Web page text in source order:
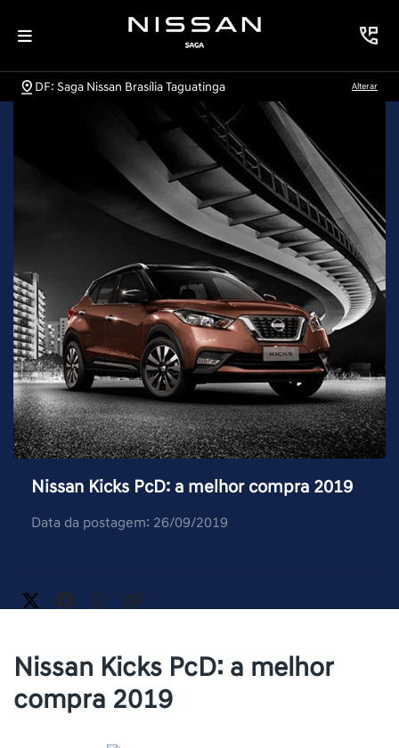
DF: Saga Nissan Brasília Taguatinga Alterar
Nissan Kicks PcD: a melhor compra 2019
Data da postagem: 26/09/2019
Nissan Kicks PcD: a melhor
compra 2019